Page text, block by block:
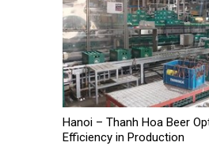
Hanoi – Thanh Hoa Beer
Efficiency in Production